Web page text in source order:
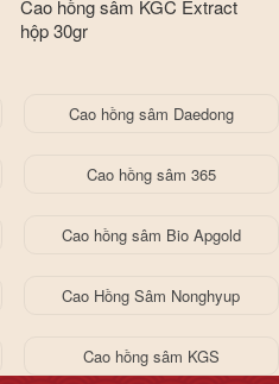
ngăn ngừa.
chịu nhiều áp lực
cao nhất, bạn nên uốngcao
Cao hồng sâm KGC Extract
hộp 30gr
Cao hồng sâm Daedong
Cao hồng sâm 365
Cao hồng sâm Bio Apgold
Cao Hồng Sâm Nonghyup
Cao hồng sâm KGS